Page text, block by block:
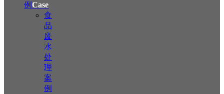
例Case
食
品
废
水
处
理
案
例